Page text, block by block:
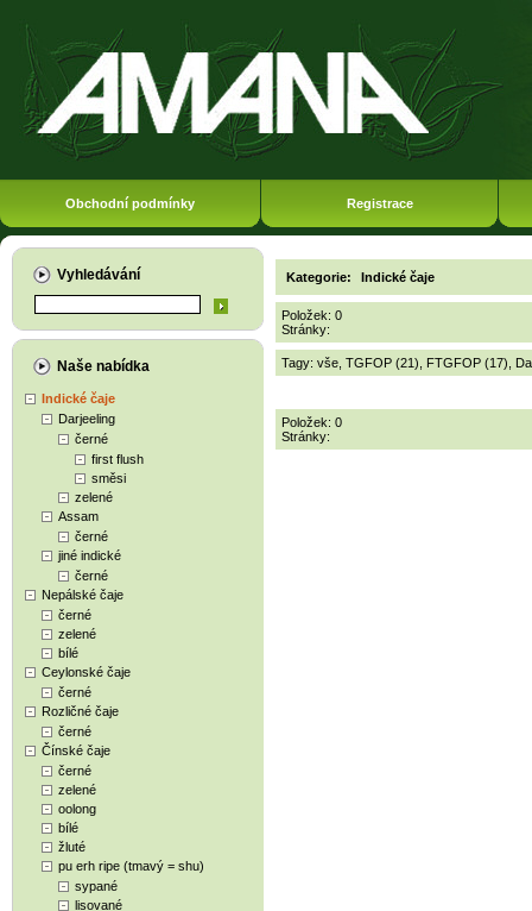
Obchodní podmínky Registrace
Vyhledávání
Naše nabídka
Indické čaje
Darjeeling
černé
first flush
směsi
zelené
Assam
černé
jiné indické
černé
Nepálské čaje
černé
zelené
bílé
Ceylonské čaje
černé
Rozličné čaje
černé
Čínské čaje
černé
zelené
oolong
bílé
žluté
pu erh ripe (tmavý = shu)
sypané
lisované
Kategorie: Indické čaje
Položek: 0
Stránky:
Tagy: vše TGFOP (21) FTGFOP (17)
Položek: 0
Stránky: